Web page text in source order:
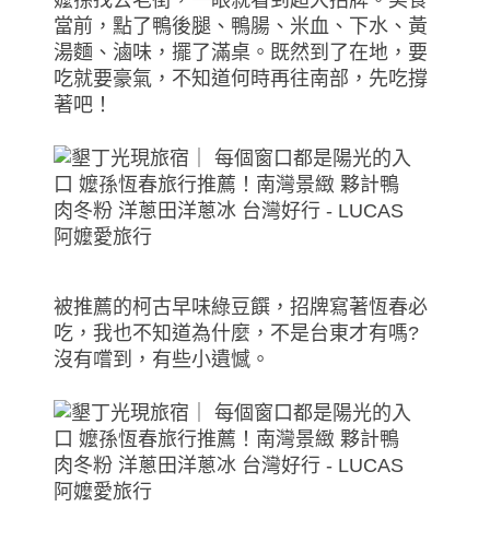
當前，點了鴨後腿、鴨腸、米血、下水、黃
湯麵、滷味，擺了滿桌。既然到了在地，要
吃就要豪氣，不知道何時再往南部，先吃撐
著吧！
被推薦的柯古早味綠豆饌，招牌寫著恆春必
吃，我也不知道為什麼，不是台東才有嗎?
沒有嚐到，有些小遺憾。